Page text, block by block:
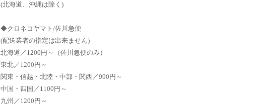
(北海道、沖縄は除く)
◆クロネコヤマト/佐川急便
(配送業者の指定は出来ません)
北海道／1200円～（佐川急便のみ）
東北／1200円～
関東・信越・北陸・中部・関西／990円～
中国・四国／1100円～
九州／1200円～